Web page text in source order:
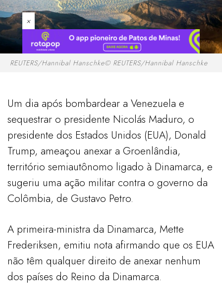
×
REUTERS/Hannibal Hanschke© REUTERS/Hannibal Hanschke
Um dia após bombardear a Venezuela e
sequestrar o presidente Nicolás Maduro, o
presidente dos Estados Unidos (EUA), Donald
Trump, ameaçou anexar a Groenlândia,
território semiautônomo ligado à Dinamarca, e
sugeriu uma ação militar contra o governo da
Colômbia, de Gustavo Petro.
A primeira-ministra da Dinamarca, Mette
Frederiksen, emitiu nota afirmando que os EUA
não têm qualquer direito de anexar nenhum
dos países do Reino da Dinamarca.